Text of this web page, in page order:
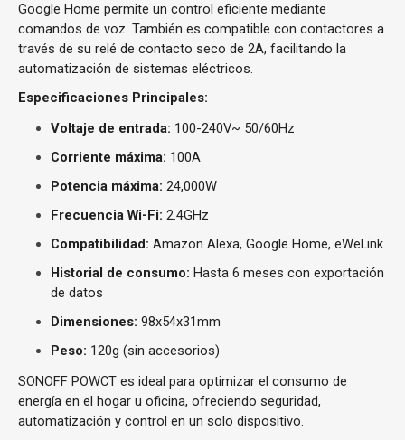
Google Home permite un control eficiente mediante
comandos de voz. También es compatible con contactores a
través de su relé de contacto seco de 2A, facilitando la
automatización de sistemas eléctricos.
Especificaciones Principales:
Voltaje de entrada: 100-240V~ 50/60Hz
Corriente máxima: 100A
Potencia máxima: 24,000W
Frecuencia Wi-Fi: 2.4GHz
Compatibilidad: Amazon Alexa, Google Home, eWeLink
Historial de consumo: Hasta 6 meses con exportación
de datos
Dimensiones: 98x54x31mm
Peso: 120g (sin accesorios)
SONOFF POWCT es ideal para optimizar el consumo de
energía en el hogar u oficina, ofreciendo seguridad,
automatización y control en un solo dispositivo.